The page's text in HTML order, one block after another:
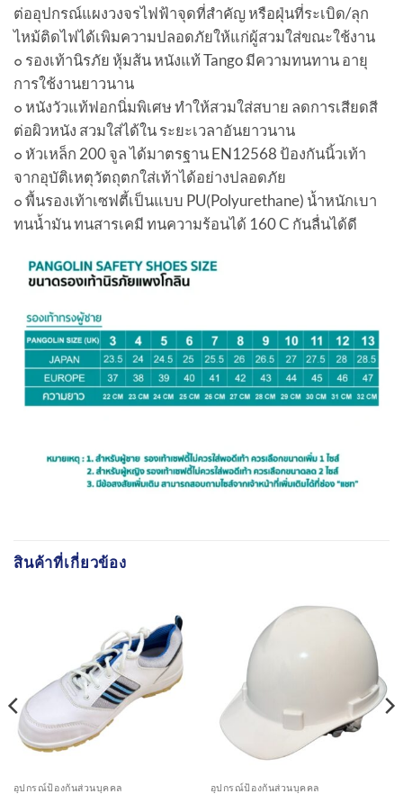
ต่ออุปกรณ์แผงวงจรไฟฟ้าจุดที่สําคัญ หรือฝุ่นที่ระเบิด/ลุก
ไหม้ติดไฟได้เพิมความปลอดภัยให้แก่ผู้สวมใส่ขณะใช้งาน
๐ รองเท้านิรภัย หุ้มส้น หนังแท้ Tango มีความทนทาน อายุ
การใช้งานยาวนาน
๐ หนังวัวแท้ฟอกนิ่มพิเศษ ทําให้สวมใส่สบาย ลดการเสียดสี
ต่อผิวหนัง สวมใส่ได้ใน ระยะเวลาอันยาวนาน
๐ หัวเหล็ก 200 จูล ได้มาตรฐาน EN12568 ป้องกันนิ้วเท้า
จากอุบัติเหตุวัตถุตกใส่เท้าได้อย่างปลอดภัย
๐ พื้นรองเท้าเซฟตี้เป็นแบบ PU(Polyurethane) น้ำหนักเบา
ทนน้ำมัน ทนสารเคมี ทนความร้อนได้ 160 C กันลื่นได้ดี
สินค้าที่เกี่ยวข้อง
อุปกรณ์ป้องกันส่วนบุคคล อุปกรณ์ป้องกันส่วนบุคคล